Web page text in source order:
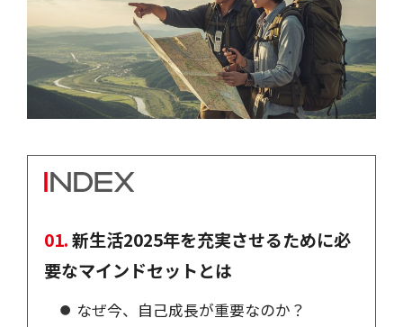
新生活2025年を充実させるために必
要なマインドセットとは
なぜ今、自己成長が重要なのか？